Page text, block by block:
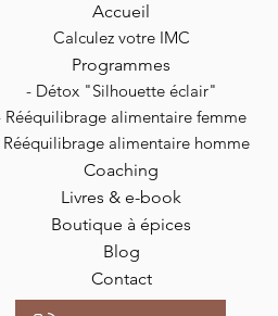
Accueil
Calculez votre IMC
Programmes
- Détox "Silhouette éclair"
Rééquilibrage alimentaire femme
Rééquilibrage alimentaire homme
Coaching
Livres & e-book
Boutique à épices
Blog
Contact